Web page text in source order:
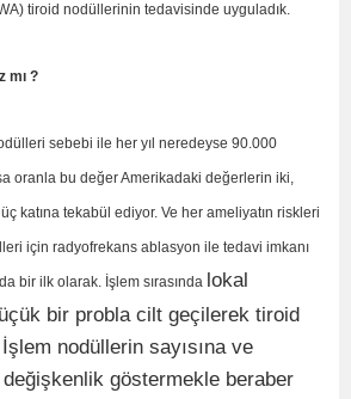
tiroid nodüllerinin tedavisinde uyguladık.
mı ?
sebebi ile her yıl neredeyse 90.000
oranla bu değer Amerikadaki değerlerin iki,
katına tekabül ediyor. Ve her ameliyatın riskleri
için radyofrekans ablasyon ile tedavi imkanı
bir ilk olarak. İşlem sırasında lokal
bir probla cilt geçilerek tiroid
nodüllerin sayısına ve
göstermekle beraber